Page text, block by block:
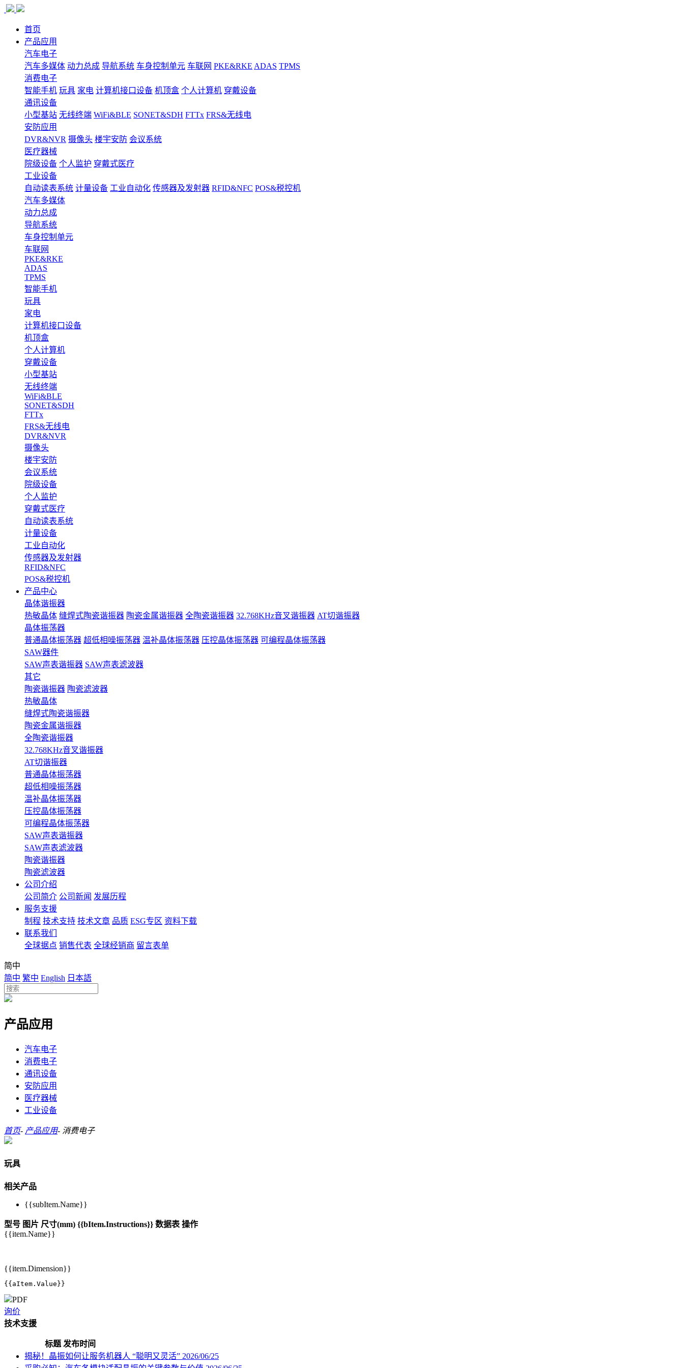
首页
产品应用
汽车电子
汽车多媒体 动力总成 导航系统 车身控制单元 车联网 PKE&RKE ADAS TPMS
消费电子
智能手机 玩具 家电 计算机接口设备 机顶盒 个人计算机 穿戴设备
通讯设备
小型基站 无线终端 WiFi&BLE SONET&SDH FTTx FRS&无线电
安防应用
DVR&NVR 摄像头 楼宇安防 会议系统
医疗器械
院级设备 个人监护 穿戴式医疗
工业设备
自动读表系统 计量设备 工业自动化 传感器及发射器 RFID&NFC POS&税控机
汽车多媒体
动力总成
导航系统
车身控制单元
车联网
PKE&RKE
ADAS
TPMS
智能手机
玩具
家电
计算机接口设备
机顶盒
个人计算机
穿戴设备
小型基站
无线终端
WiFi&BLE
SONET&SDH
FTTx
FRS&无线电
DVR&NVR
摄像头
楼宇安防
会议系统
院级设备
个人监护
穿戴式医疗
自动读表系统
计量设备
工业自动化
传感器及发射器
RFID&NFC
POS&税控机
产品中心
晶体谐振器
热敏晶体 缝焊式陶瓷谐振器 陶瓷金属谐振器 全陶瓷谐振器 32.768KHz音叉谐振器 AT切谐振器
晶体振荡器
普通晶体振荡器 超低相噪振荡器 温补晶体振荡器 压控晶体振荡器 可编程晶体振荡器
SAW器件
SAW声表谐振器 SAW声表滤波器
其它
陶瓷谐振器 陶瓷滤波器
热敏晶体
缝焊式陶瓷谐振器
陶瓷金属谐振器
全陶瓷谐振器
32.768KHz音叉谐振器
AT切谐振器
普通晶体振荡器
超低相噪振荡器
温补晶体振荡器
压控晶体振荡器
可编程晶体振荡器
SAW声表谐振器
SAW声表滤波器
陶瓷谐振器
陶瓷滤波器
公司介绍
公司简介 公司新闻 发展历程
服务支援
制程 技术支持 技术文章 品质 ESG专区 资料下载
联系我们
全球据点 销售代表 全球经销商 留言表单
简中
简中 繁中 English 日本語
产品应用
汽车电子
消费电子
通讯设备
安防应用
医疗器械
工业设备
首页- 产品应用- 消费电子
玩具
相关产品
{{subItem.Name}}
型号 图片 尺寸(mm) {{bItem.Instructions}} 数据表 操作
{{item.Name}}
{{item.Dimension}}
{{aItem.Value}}
PDF
询价
技术支援
标题 发布时间
揭秘！晶振如何让服务机器人 “聪明又灵活” 2026/06/25